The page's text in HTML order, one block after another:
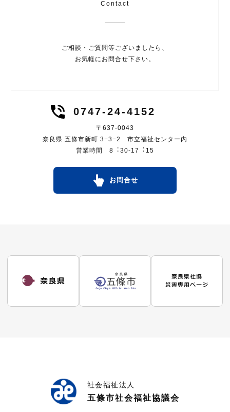
Contact
ご相談・ご質問等ございましたら、
お気軽にお問合せ下さい。
0747-24-4152
〒637-0043
奈良県 五條市新町 3−3−2 市立福祉センター内
営業時間 8︓30-17︓15
お問合せ
社会福祉法人
五條市社会福祉協議会